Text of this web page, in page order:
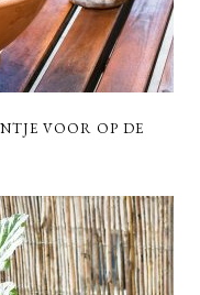
VOOR OP DE